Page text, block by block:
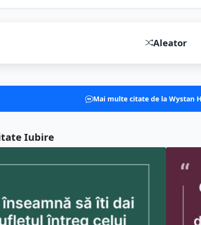
Aleator
Mai multe citate de la Wystan
Iubire